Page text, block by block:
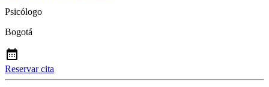
Psicólogo
Bogotá
Reservar cita